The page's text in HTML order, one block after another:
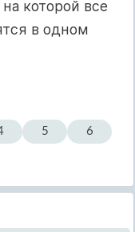
которой все
в одном
5
6